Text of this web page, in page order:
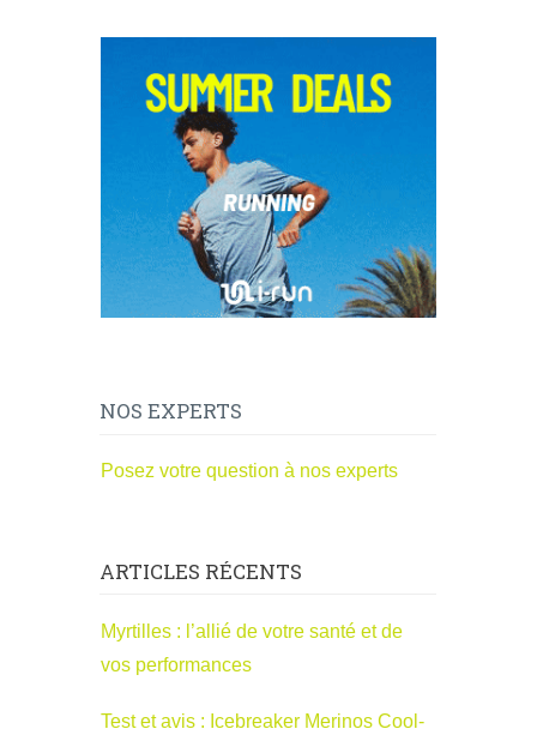
NOS EXPERTS
Posez votre question à nos experts
ARTICLES RÉCENTS
Myrtilles : l’allié de votre santé et de
vos performances
Test et avis : Icebreaker Merinos Cool-